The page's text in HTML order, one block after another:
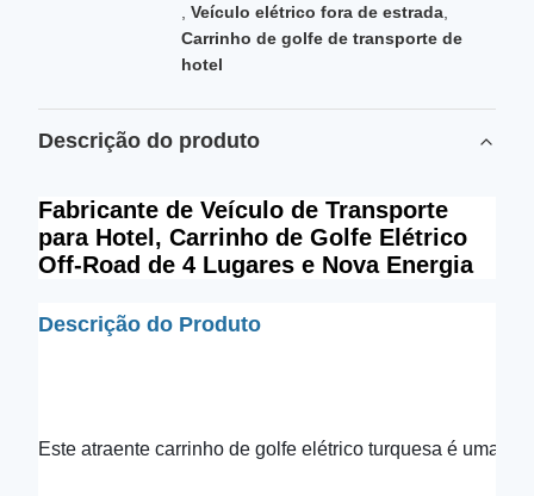
Veículo elétrico fora de estrada
Carrinho de golfe de transporte de
hotel
Descrição do produto
Fabricante de Veículo de Transporte
para Hotel, Carrinho de Golfe Elétrico
Off-Road de 4 Lugares e Nova Energia
Descrição do Produto
Este atraente carrinho de golfe elétrico turquesa é uma